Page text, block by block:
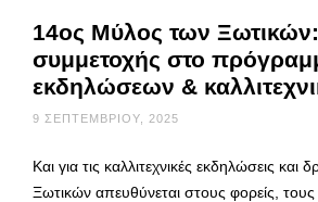
14ος Μύλος των Ξωτικών:
συμμετοχής στο
εκδηλώσεων &
9 ΣΕΠΤΕΜΒΡΊΟΥ, 2025
Και για τις καλλιτεχνικές εκδηλώσεις
Ξωτικών απευθύνεται στους φορείς,